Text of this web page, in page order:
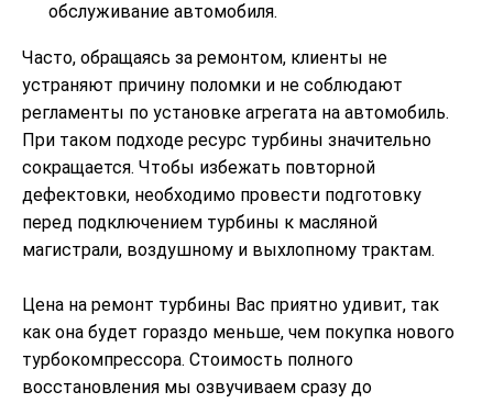
обслуживание автомобиля.
Часто, обращаясь за ремонтом, клиенты не
устраняют причину поломки и не соблюдают
регламенты по установке агрегата на автомобиль.
При таком подходе ресурс турбины значительно
сокращается. Чтобы избежать повторной
дефектовки, необходимо провести подготовку
перед подключением турбины к масляной
магистрали, воздушному и выхлопному трактам.
Цена на ремонт турбины Вас приятно удивит, так
как она будет гораздо меньше, чем покупка нового
турбокомпрессора. Стоимость полного
восстановления мы озвучиваем сразу до